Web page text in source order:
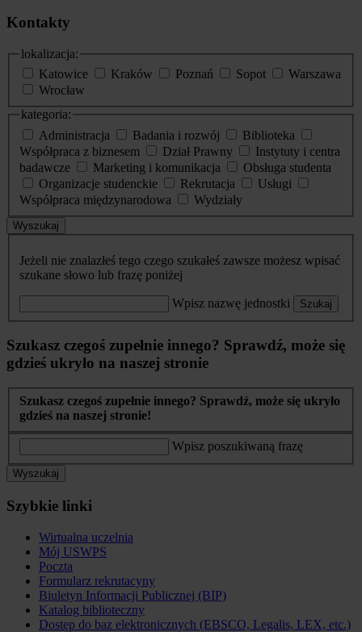
Kontakty
lokalizacja:
Katowice
Kraków Poznań Sopot
Warszawa
Wrocław
kategoria:
Administracja
Badania i rozwój
Biblioteka
Współpraca z biznesem
Dział Prawny
Instytuty i centra
badawcze
Marketing i komunikacja
Obsługa studenta
Organizacje studenckie
Rekrutacja
Usługi
Współpraca międzynarodowa
Wydziały
Wyszukaj
Jeżeli nie znalazłeś tego czego szukałeś zawsze możesz wpisać
szukane słowo lub frazę poniżej
Wpisz nazwę jednostki Szukaj
Szukasz czegoś zupełnie innego? Sprawdź, może się
gdzieś ukryło na naszej stronie
Szukasz czegoś zupełnie innego? Sprawdź, może się ukryło
gdzieś na naszej stronie!
Wpisz poszukiwaną frazę
Wyszukaj
Szybkie linki
Wirtualna uczelnia
Mój USWPS
Poczta
Formularz rekrutacyny
Biuletyn Informacji Publicznej (BIP)
Katalog biblioteczny
Dostęp do baz elektronicznych (EBSCO, Legalis, LEX, etc.)